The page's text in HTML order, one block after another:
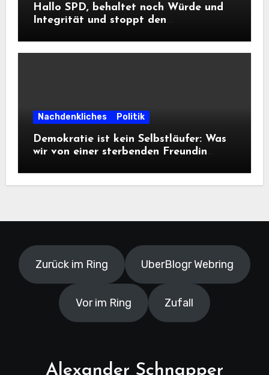
Hallo SPD, behaltet noch Würde und
Integrität und stoppt den
Informationsfreiheit!
Nachdenkliches Politik
Demokratie ist kein Selbstläufer: Was
wir von einer sterbenden Freundin
Zurück im Ring UberBlogr Webring
Vor im Ring Zufall
Alexander Schnapper